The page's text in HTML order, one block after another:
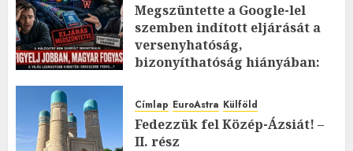
Megszüntette a Google-lel
szemben indított eljárását a
versenyhatóság,
bizonyíthatóság hiányában:
2026.JÚLIUS.23. CSÜTÖRTÖK.
0
Címlap EuroAstra Külföld
Fedezzük fel Közép-Ázsiát! –
II. rész